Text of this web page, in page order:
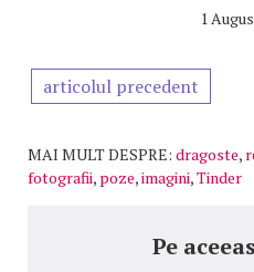
1
articolul precedent
MAI MULT DESPRE: dragoste,
fotografii, poze,imagini,Tinder
Pe